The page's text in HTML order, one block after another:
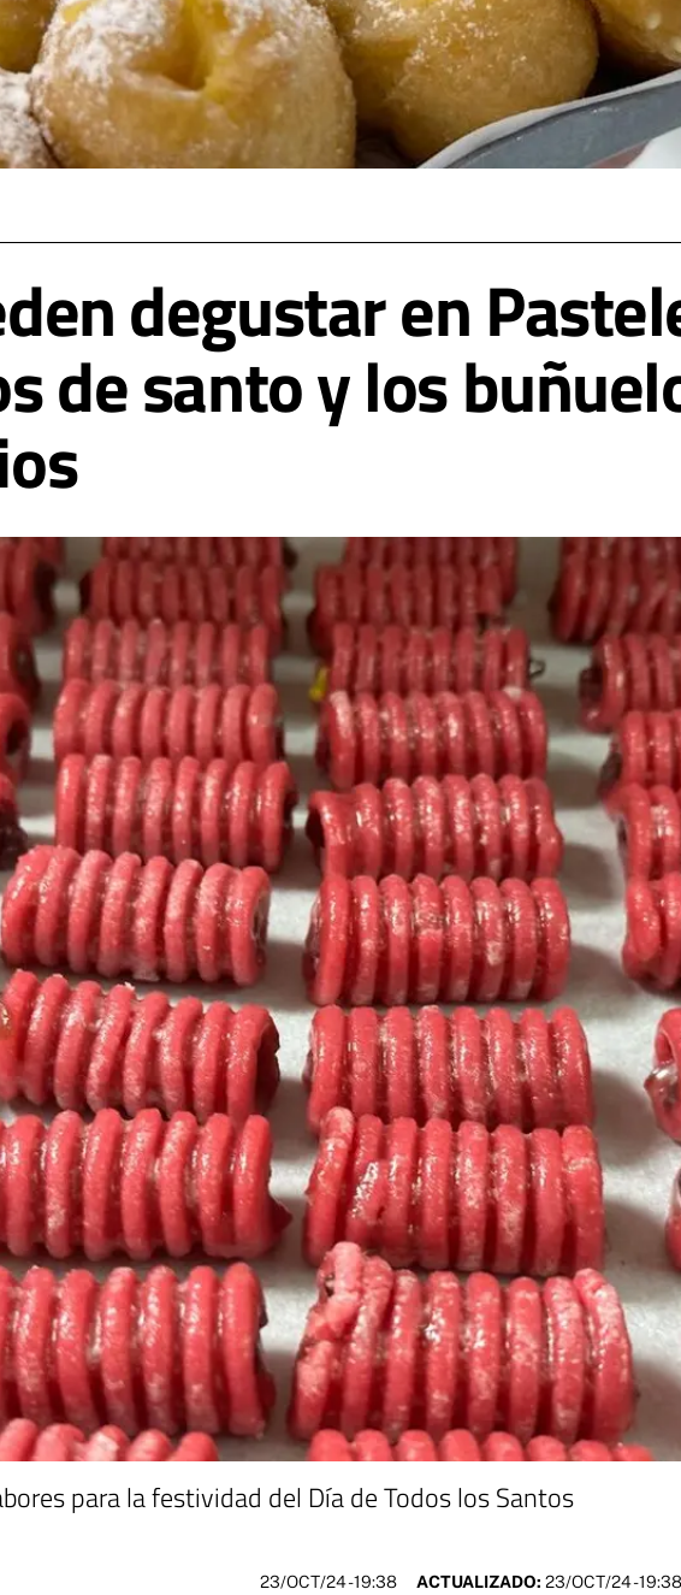
degustar en
de santo y los
para la festividad del Día de Todos los Santos
23/OCT/24- 19:38 ACTUALIZADO: 23/OCT/24 - 19:38